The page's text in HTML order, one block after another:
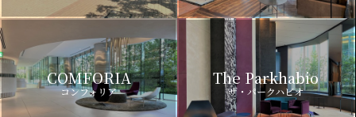
COMFORIA
コンフォリア
The Parkhabio
ザ・パークハビオ